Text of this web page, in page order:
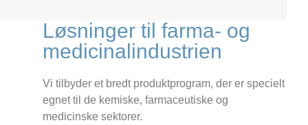
Løsninger til farma- og
medicinalindustrien
Vi tilbyder et bredt produktprogram, der er specielt
egnet til de kemiske, farmaceutiske og
medicinske sektorer.